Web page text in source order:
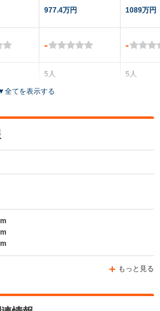
977.4万円
-
5人
5ドア
1089万円
-
5人
全てを表示する
もっと見る